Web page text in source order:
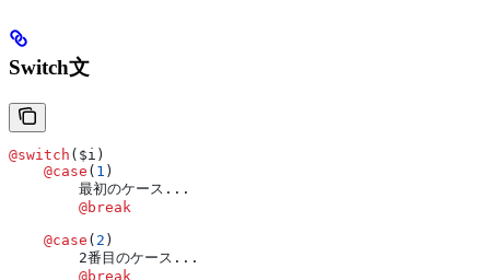
Switch文
@switch ( $i )
    @case
( 1 )
        最初のケース...
        @break
    @case
( 2 )
        2番目のケース...
        @break